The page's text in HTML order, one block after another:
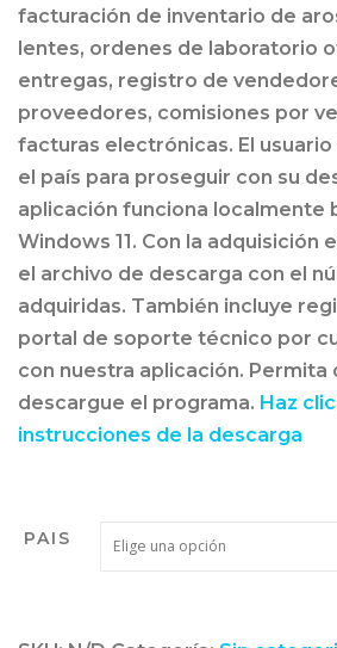
facturación de inventario de
lentes, ordenes de laboratorio
entregas, registro de
proveedores, comisiones por
facturas electrónicas. El
el país para proseguir con su
aplicación funciona localmente
Windows 11. Con la adquisición
el archivo de descarga con el
adquiridas. También incluye
portal de soporte técnico por
con nuestra aplicación. Permita
descargue el programa. Haz
instrucciones de la descarga
PAIS